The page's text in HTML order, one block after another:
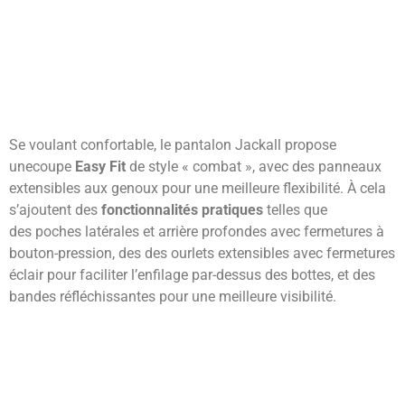
Se voulant confortable, le pantalon Jackall propose
unecoupe Easy Fit de style « combat », avec des panneaux
extensibles aux genoux pour une meilleure flexibilité. À cela
s’ajoutent des fonctionnalités pratiques telles que
des poches latérales et arrière profondes avec fermetures à
bouton-pression, des des ourlets extensibles avec fermetures
éclair pour faciliter l’enfilage par-dessus des bottes, et des
bandes réfléchissantes pour une meilleure visibilité.